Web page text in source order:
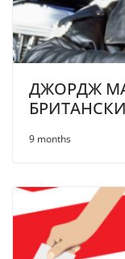
ДЖОРДЖ
9 months